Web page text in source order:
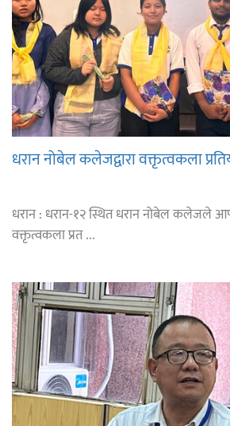
धरान नोबेल कलेजद्वारा वक्तृत्वकला
धरान : धरान-१२ स्थित धरान नोबेल कलेजले
वक्तृत्वकला प्रत ...